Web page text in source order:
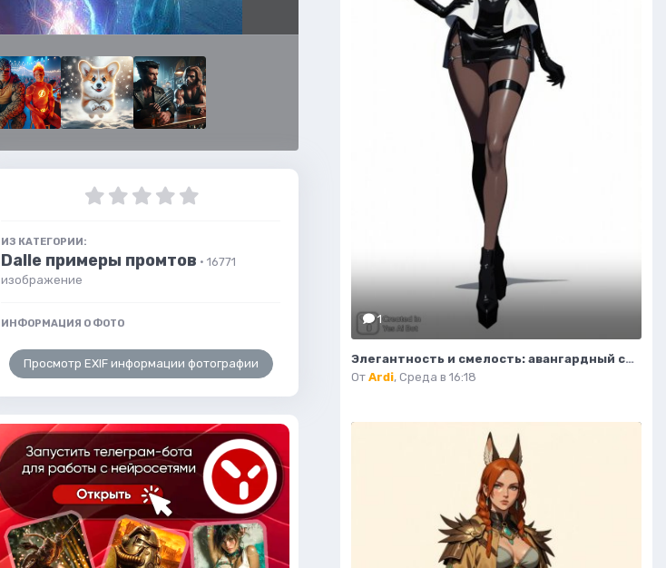
ИЗ КАТЕГОРИИ:
Dalle примеры промтов · 16771
изображение
ИНФОРМАЦИЯ О ФОТО
Просмотр EXIF информации фотографии
1
Элегантность и смелость: авангардный силуэт в стиле высокой моды. Генерация из нейросети Flux 1
От Ardi, Среда в 16:18